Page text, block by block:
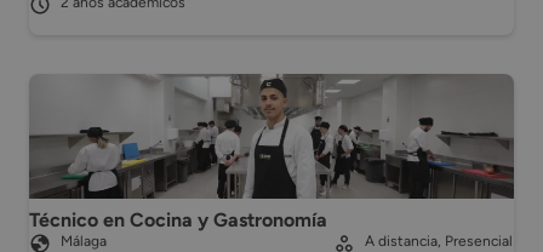
Técnico en Cocina y Gastronomía
Málaga
A distancia, Presencial